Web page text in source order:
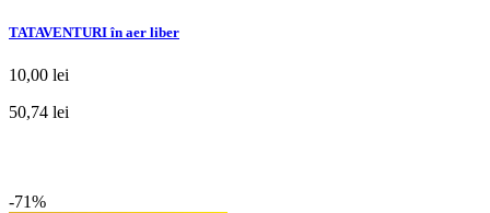
TATAVENTURI în aer liber
10,00 lei
50,74 lei
-71%